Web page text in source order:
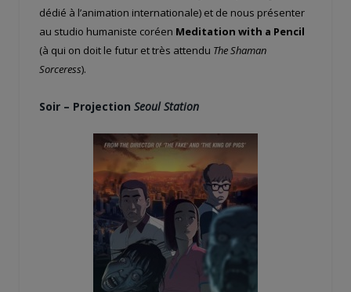
dédié à l’animation internationale) et de nous présenter
au studio humaniste coréen Meditation with a Pencil
(à qui on doit le futur et très attendu TheShaman
Sorceress).
Soir – Projection Seoul Station